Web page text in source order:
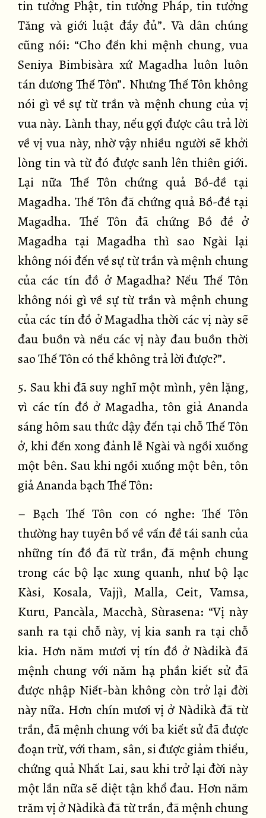
tin tưởng Phật, tin tưởng Pháp, tin tưởng
Tăng và giới luật đầy đủ”. Và dân chúng
cũng nói: “Cho đến khi mệnh chung, vua
Seniya Bimbisàra xứ Magadha luôn luôn
tán dương Thế Tôn”. Nhưng Thế Tôn không
nói gì về sự từ trần và mệnh chung của vị
vua này. Lành thay, nếu gợi được câu trả lời
về vị vua này, nhờ vậy nhiều người sẽ khởi
lòng tin và từ đó được sanh lên thiên giới.
Lại nữa Thế Tôn chứng quả Bồ-đề tại
Magadha. Thế Tôn đã chứng quả Bồ-đề tại
Magadha. Thế Tôn đã chứng Bồ đề ở
Magadha tại Magadha thì sao Ngài lại
không nói đến về sự từ trần và mệnh chung
của các tín đồ ở Magadha? Nếu Thế Tôn
không nói gì về sự từ trần và mệnh chung
của các tín đồ ở Magadha thời các vị này sẽ
đau buồn và nếu các vị này đau buồn thời
sao Thế Tôn có thể không trả lời được?”.
5. Sau khi đã suy nghĩ một mình, yên lặng,
vì các tín đồ ở Magadha, tôn giả Ananda
sáng hôm sau thức dậy đến tại chỗ Thế Tôn
ở, khi đến xong đảnh lễ Ngài và ngồi xuống
một bên. Sau khi ngồi xuống một bên, tôn
giả Ananda bạch Thế Tôn:
– Bạch Thế Tôn con có nghe: Thế Tôn
thường hay tuyên bố về vấn đề tái sanh của
những tín đồ đã từ trần, đã mệnh chung
trong các bộ lạc xung quanh, như bộ lạc
Kàsi, Kosala, Vajjì, Malla, Ceit, Vamsa,
Kuru, Pancàla, Macchà, Sùrasena: “Vị này
sanh ra tại chỗ này, vị kia sanh ra tại chỗ
kia. Hơn năm mươi vị tín đồ ở Nàdikà đã
mệnh chung với năm hạ phần kiết sử đã
được nhập Niết-bàn không còn trở lại đời
này nữa. Hơn chín mươi vị ở Nàdikà đã từ
trần, đã mệnh chung với ba kiết sử đã được
đoạn trừ, với tham, sân, si được giảm thiểu,
chứng quả Nhất Lai, sau khi trở lại đời này
một lần nữa sẽ diệt tận khổ đau. Hơn năm
trăm vị ở Nàdikà đã từ trần, đã mệnh chung